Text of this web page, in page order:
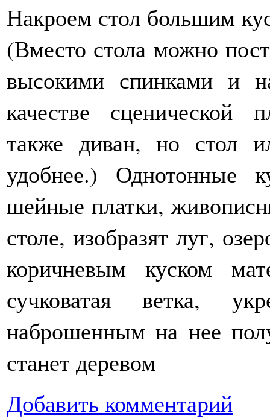
Накроем стол большим
(Вместо стола можно
высокими спинками и
качестве сценической
также диван, но стол
удобнее.) Однотонные
шейные платки,
столе, изобразят луг,
коричневым куском
сучковатая ветка,
наброшенным на нее
станет деревом
Добавить комментарий